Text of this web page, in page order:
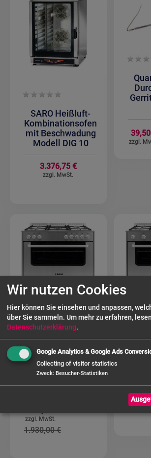
SARO Heißluft-
Kombinationsofen
mit Beschwadung
Modell DIG 10
3.376,75 €
Multifunktionsherd
Gas/Elektro
Modell
TS95C61LX – NL
Version
1.930,00 €
Wir nutzen Cookies
Hier können Sie einsehen und anpassen,
über Sie sammeln. Um mehr zu erfahren,
Datenschutzerklärung.
Google Analytics & Google Ads
Collecting of visitor statistics
Zweck: Besucher-Statistiken